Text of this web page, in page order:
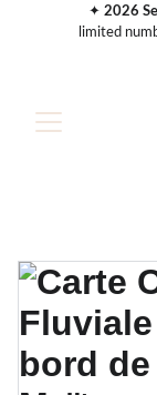
✦ 2026
limited